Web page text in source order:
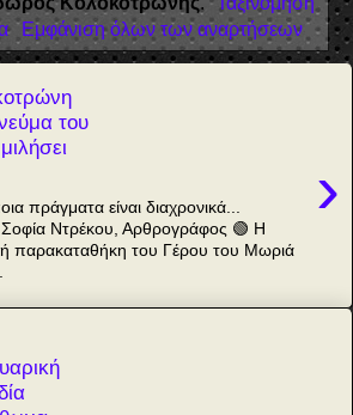
Εμφάνιση όλων των αναρτήσεων
του
›
πράγματα είναι διαχρονικά...
Σοφία Ντρέκου, Αρθρογράφος 🟢 H
παρακαταθήκη του Γέρου του Μωριά